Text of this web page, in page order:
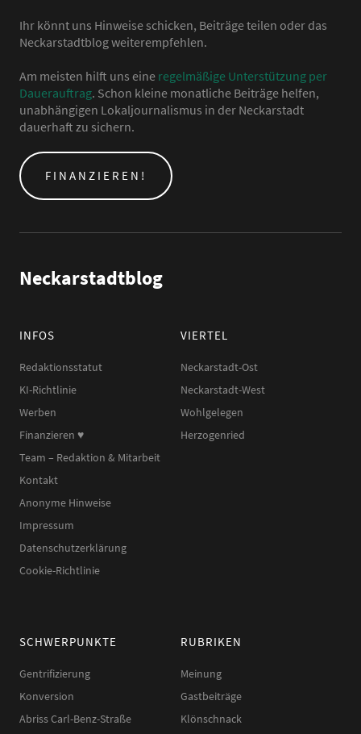
Ihr könnt uns Hinweise schicken, Beiträge teilen oder das
Neckarstadtblog weiterempfehlen.
Am meisten hilft uns eine regelmäßige Unterstützung per
Dauerauftrag. Schon kleine monatliche Beiträge helfen,
unabhängigen Lokaljournalismus in der Neckarstadt
dauerhaft zu sichern.
FINANZIEREN!
Neckarstadtblog
INFOS
Redaktionsstatut
KI-Richtlinie
Werben
Finanzieren ♥︎
Team – Redaktion & Mitarbeit
Kontakt
Anonyme Hinweise
Impressum
Datenschutzerklärung
Cookie-Richtlinie
VIERTEL
Neckarstadt-Ost
Neckarstadt-West
Wohlgelegen
Herzogenried
SCHWERPUNKTE
Gentrifizierung
Konversion
Abriss Carl-Benz-Straße
RUBRIKEN
Meinung
Gastbeiträge
Klönschnack